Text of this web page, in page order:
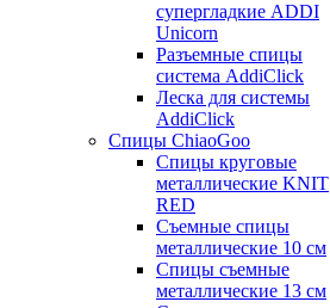
супергладкие ADDI
Unicorn
Разъемные спицы
система AddiClick
Леска для системы
AddiClick
Спицы ChiaoGoo
Спицы круговые
металлические KNIT
RED
Съемные спицы
металлические 10 см
Спицы съемные
металлические 13 см